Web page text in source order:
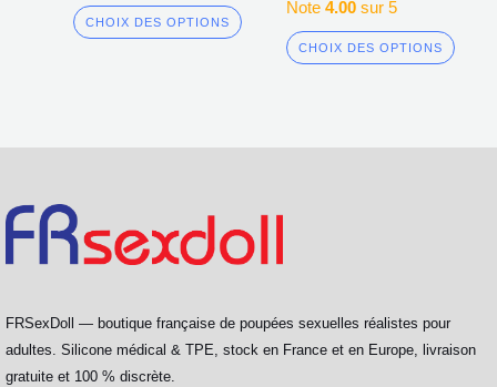
CHOIX DES OPTIONS
Note 4.00sur 5
CHOIX DES OPTIONS
FRSexDoll — boutique française de poupées sexuelles réalistes pour
adultes. Silicone médical & TPE, stock en France et en Europe, livraison
gratuite et 100 % discrète.